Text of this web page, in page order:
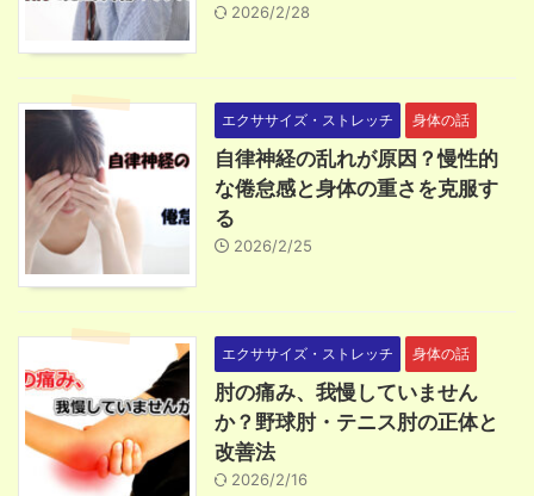
2026/2/28
エクササイズ・ストレッチ 身体の話
自律神経の乱れが原因？慢性的
な倦怠感と身体の重さを克服す
る
2026/2/25
エクササイズ・ストレッチ 身体の話
肘の痛み、我慢していません
か？野球肘・テニス肘の正体と
改善法
2026/2/16